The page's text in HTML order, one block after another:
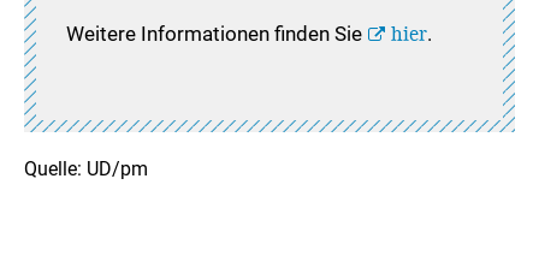
Weitere Informationen finden Sie hier.
Quelle: UD/pm